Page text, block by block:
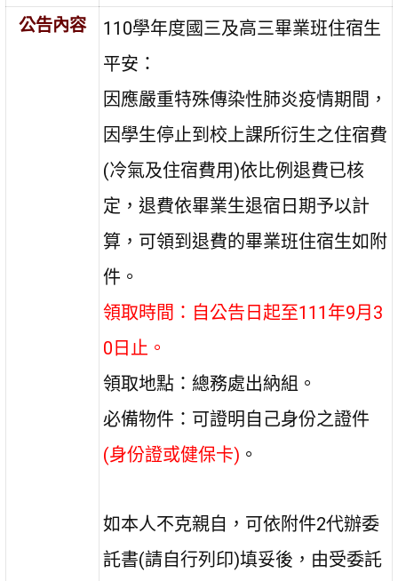
公告內容
110學年度國三及高三畢業班住宿生
平安：
因應嚴重特殊傳染性肺炎疫情期間，
因學生停止到校上課所衍生之住宿費
(冷氣及住宿費用)依比例退費已核
定，退費依畢業生退宿日期予以計
算，可領到退費的畢業班住宿生如附
件。
領取時間：自公告日起至111年9月3
0日止。
領取地點：總務處出納組。
必備物件：可證明自己身份之證件
(身份證或健保卡) 。
如本人不克親自，可依附件2代辦委
託書(請自行列印)填妥後，由受委託